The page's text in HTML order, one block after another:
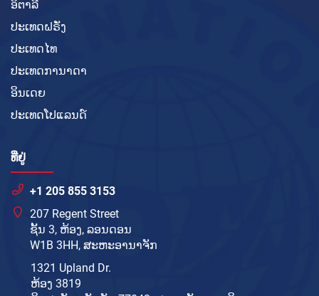
ອິຕາລີ
ປະເທດຝຣັ່ງ
ປະເທດໄທ
ປະເທດການາດາ
ອິນເດຍ
ປະເທດໂປແລນດ໌
ທີ່ຢູ່
+1 205 855 3153
207 Regent Street
ຊັ້ນ 3, ຫ້ອງ, ລອນດອນ
W1B 3HH, ສະຫະອານາຈັກ
1321 Upland Dr.
ຫ້ອງ 3819